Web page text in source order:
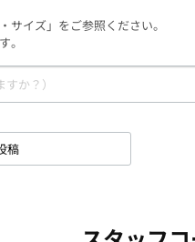
イズ」をご参照ください。
。
稿